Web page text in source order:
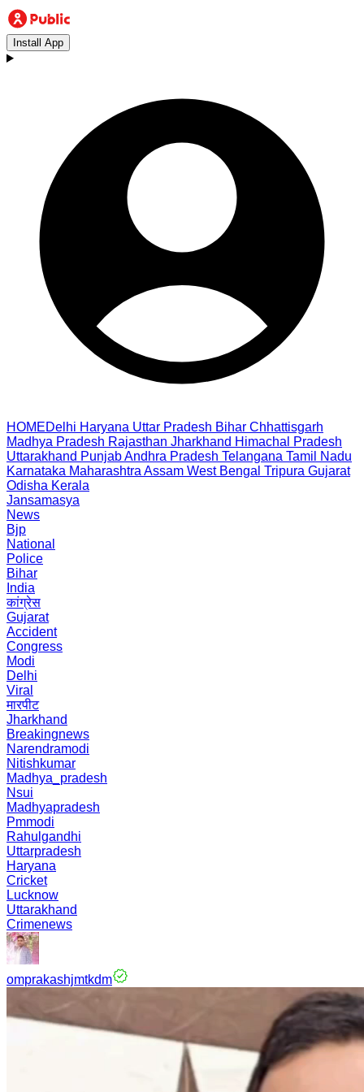
Install App
HOMEDelhi Haryana Uttar Pradesh Bihar Chhattisgarh
Madhya Pradesh Rajasthan Jharkhand Himachal Pradesh
Uttarakhand PunjabAndhra Pradesh Telangana Tamil Nadu
Karnataka Maharashtra Assam West Bengal Tripura Gujarat
Odisha Kerala
Jansamasya
News
Bjp
National
Police
Bihar
India
कांग्रेस
Gujarat
Accident
Congress
Modi
Delhi
Viral
मारपीट
Jharkhand
Breakingnews
Narendramodi
Nitishkumar
Madhya_pradesh
Nsui
Madhyapradesh
Pmmodi
Rahulgandhi
Uttarpradesh
Haryana
Cricket
Lucknow
Uttarakhand
Crimenews
omprakashjmtkdm